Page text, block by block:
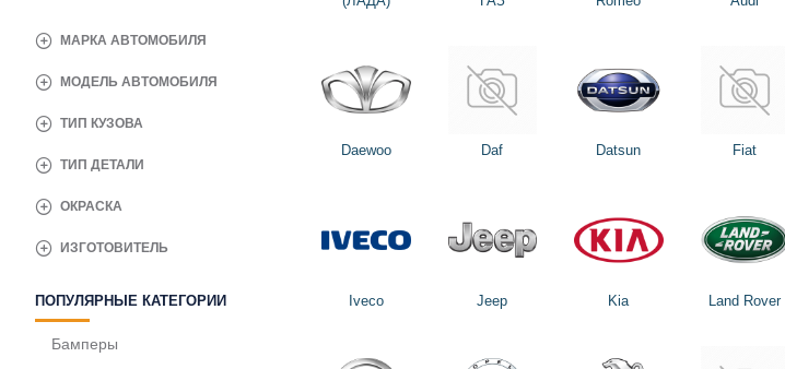
МАРКА АВТОМОБИЛЯ
ИЗГОТОВИТЕЛЬ
МОДЕЛЬ АВТОМОБИЛЯ
ОКРАСКА
ТИП ДЕТАЛИ
ТИП КУЗОВА
ПОПУЛЯРНЫЕ КАТЕГОРИИ
Бамперы
Daewoo Daf Datsun Fiat
Iveco Jeep Kia Land Rover